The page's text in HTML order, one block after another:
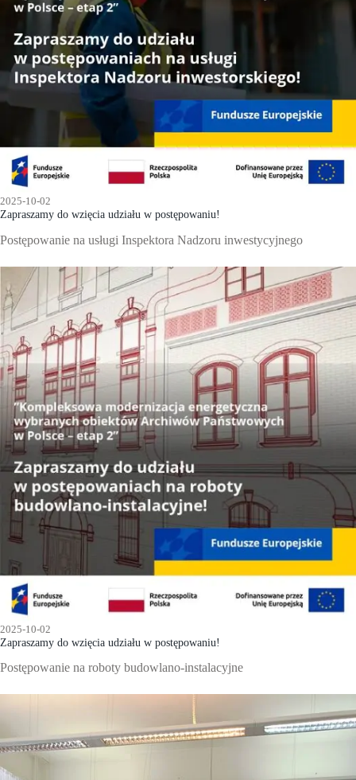
2025-10-02
Zapraszamy do wzięcia udziału w postępowaniu!
Postępowanie na usługi Inspektora Nadzoru inwestycyjnego
2025-10-02
Zapraszamy do wzięcia udziału w postępowaniu!
Postępowanie na roboty budowlano-instalacyjne